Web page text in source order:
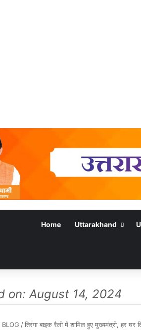
Home Uttarakhand
on: August 14, 2024
BLOG /तिरंगा बाइक रैली में शामिल हुए मुख्यमंत्री, हर घर